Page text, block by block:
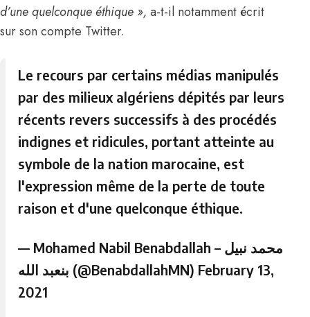
d’une quelconque éthique », a-t-il notamment écrit
sur son compte Twitter.
Le recours par certains médias manipulés
par des milieux algériens dépités par leurs
récents revers successifs à des procédés
indignes et ridicules, portant atteinte au
symbole de la nation marocaine, est
l'expression même de la perte de toute
raison et d'une quelconque éthique.
— Mohamed Nabil Benabdallah – محمد نبيل
بنعبد الله (@BenabdallahMN) February 13,
2021